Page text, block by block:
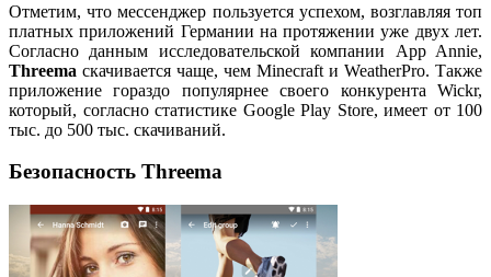
Отметим, что мессенджер пользуется успехом, возглавляя топ
платных приложений Германии на протяжении уже двух лет.
Согласно данным исследовательской компании App Annie,
Threema скачивается чаще, чем Minecraft и WeatherPro. Также
приложение гораздо популярнее своего конкурента Wickr,
который, согласно статистике Google Play Store, имеет от 100
тыс. до 500 тыс. скачиваний.
Безопасность Threema